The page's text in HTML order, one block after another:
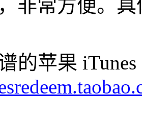
非常方便。
的苹果 iTunes